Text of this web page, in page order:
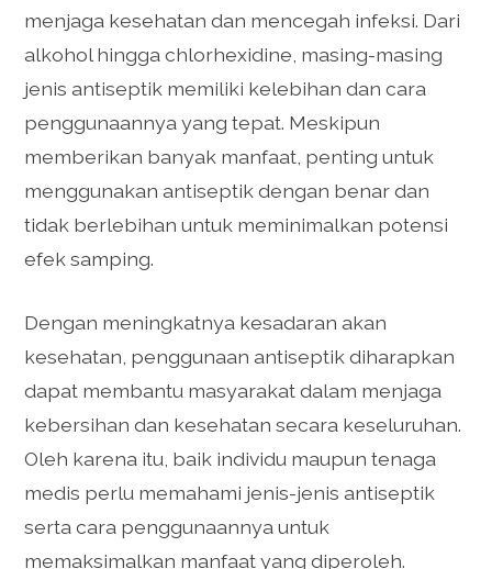
menjaga kesehatan dan mencegah infeksi. Dari
alkohol hingga chlorhexidine, masing-masing
jenis antiseptik memiliki kelebihan dan cara
penggunaannya yang tepat. Meskipun
memberikan banyak manfaat, penting untuk
menggunakan antiseptik dengan benar dan
tidak berlebihan untuk meminimalkan potensi
efek samping.
Dengan meningkatnya kesadaran akan
kesehatan, penggunaan antiseptik diharapkan
dapat membantu masyarakat dalam menjaga
kebersihan dan kesehatan secara keseluruhan.
Oleh karena itu, baik individu maupun tenaga
medis perlu memahami jenis-jenis antiseptik
serta cara penggunaannya untuk
memaksimalkan manfaat yang diperoleh.